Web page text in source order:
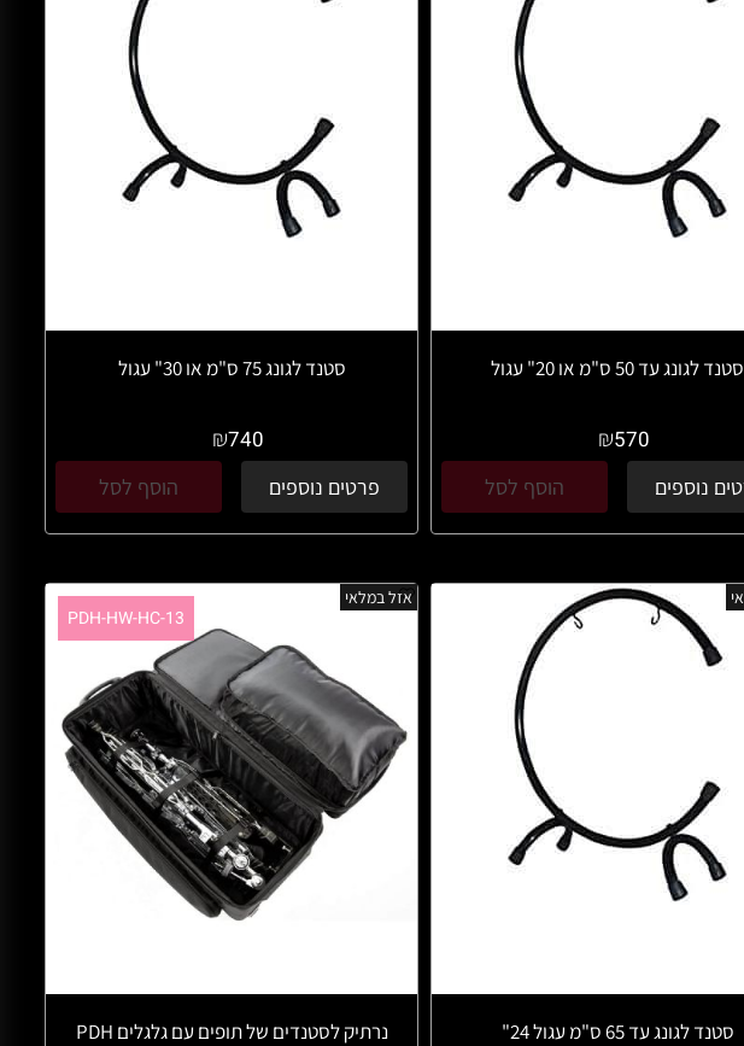
סטנד לגונג עד 50 ס"מ או 20" עגול
₪570
נוספים הוסף לסל
סטנד לגונג 75 ס"מ או 30" עגול
₪740
פרטים נוספים הוסף לסל
סטנד לגונג עד 65 ס"מ עגול 24"
PDH-HW-HC-13
אזל במלאי
נרתיק לסטנדים של תופים עם גלגלים PDH